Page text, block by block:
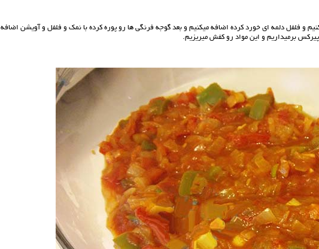
و فلفل دلمه ای خورد کرده اضافه میکنیم و بعد گوجه فرنگی ها رو پوره کرده با نمک و فلفل و آویشن اضافه
برمیداریم و این مواد رو کفش میریزیم.